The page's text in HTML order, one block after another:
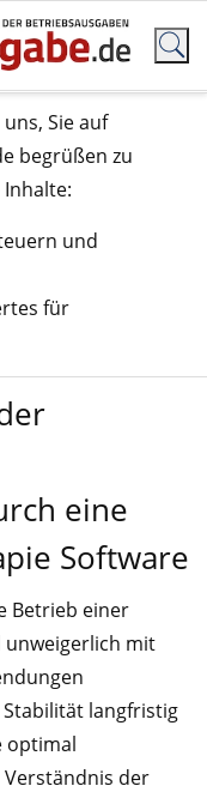
Sie auf
begrüßen zu
und
für
eine
Software
Betrieb einer
unweigerlich mit
langfristig
optimal
der